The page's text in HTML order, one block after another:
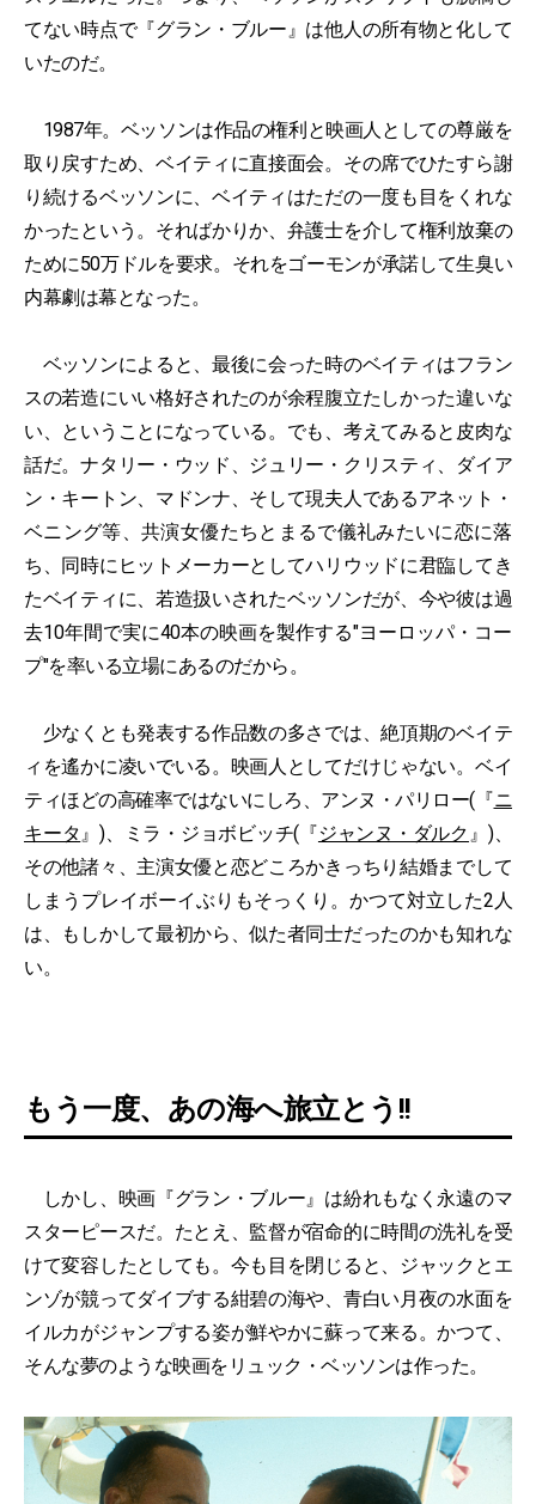
てない時点で『グラン・ブルー』は他人の所有物と化して
いたのだ。
1987年。ベッソンは作品の権利と映画人としての尊厳を
取り戻すため、ベイティに直接面会。その席でひたすら謝
り続けるベッソンに、ベイティはただの一度も目をくれな
かったという。そればかりか、弁護士を介して権利放棄の
ために50万ドルを要求。それをゴーモンが承諾して生臭い
内幕劇は幕となった。
ベッソンによると、最後に会った時のベイティはフラン
スの若造にいい格好されたのが余程腹立たしかった違いな
い、ということになっている。でも、考えてみると皮肉な
話だ。ナタリー・ウッド、ジュリー・クリスティ、ダイア
ン・キートン、マドンナ、そして現夫人であるアネット・
ベニング等、共演女優たちとまるで儀礼みたいに恋に落
ち、同時にヒットメーカーとしてハリウッドに君臨してき
たベイティに、若造扱いされたベッソンだが、今や彼は過
去10年間で実に40本の映画を製作する"ヨーロッパ・コー
プ"を率いる立場にあるのだから。
少なくとも発表する作品数の多さでは、絶頂期のベイテ
ィを遙かに凌いでいる。映画人としてだけじゃない。ベイ
ティほどの高確率ではないにしろ、アンヌ・パリロー(『ニ
キータ』)、ミラ・ジョボビッチ(『ジャンヌ・ダルク 』)、
その他諸々、主演女優と恋どころかきっちり結婚までして
しまうプレイボーイぶりもそっくり。かつて対立した2人
は、もしかして最初から、似た者同士だったのかも知れな
い。
もう一度、あの海へ旅立とう!!
しかし、映画『グラン・ブルー』は紛れもなく永遠のマ
スターピースだ。たとえ、監督が宿命的に時間の洗礼を受
けて変容したとしても。今も目を閉じると、ジャックとエ
ンゾが競ってダイブする紺碧の海や、青白い月夜の水面を
イルカがジャンプする姿が鮮やかに蘇って来る。かつて、
そんな夢のような映画をリュック・ベッソンは作った。